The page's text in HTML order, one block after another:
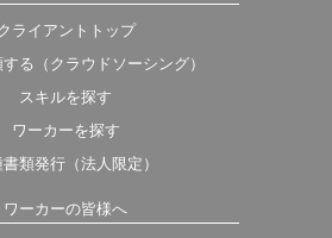
ライアントトップ
る（クラウドソーシング）
スキルを探す
ワーカーを探す
類発行（法人限定）
ワーカーの皆様へ